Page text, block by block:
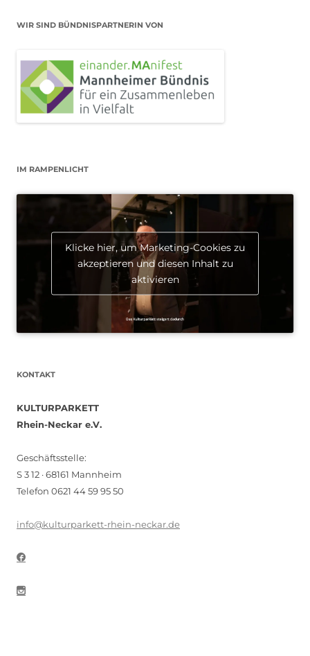
WIR SIND BÜNDNISPARTNERIN VON
IM RAMPENLICHT
Klicke hier, um Marketing-Cookies zu
akzeptieren und diesen Inhalt zu
aktivieren
KONTAKT
KULTURPARKETT
Rhein-Neckar e.V.
Geschäftsstelle:
S 3 12 · 68161 Mannheim
Telefon 0621 44 59 95 50
info@kulturparkett-rhein-neckar.de